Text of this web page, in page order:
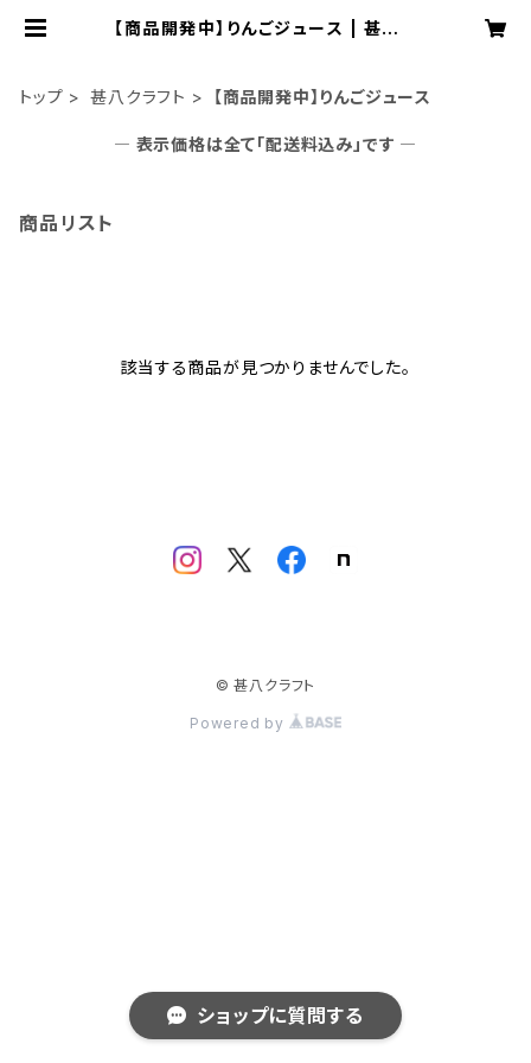
【商品開発中】りんごジュース | 甚八ク
トップ 甚八クラフト 【商品開発中】りんごジュース
― 表示価格は全て「配送料込み」です ―
商品リスト
該当する商品が見つかりませんでした。
© 甚八クラフト
Powered by
ショップに質問する